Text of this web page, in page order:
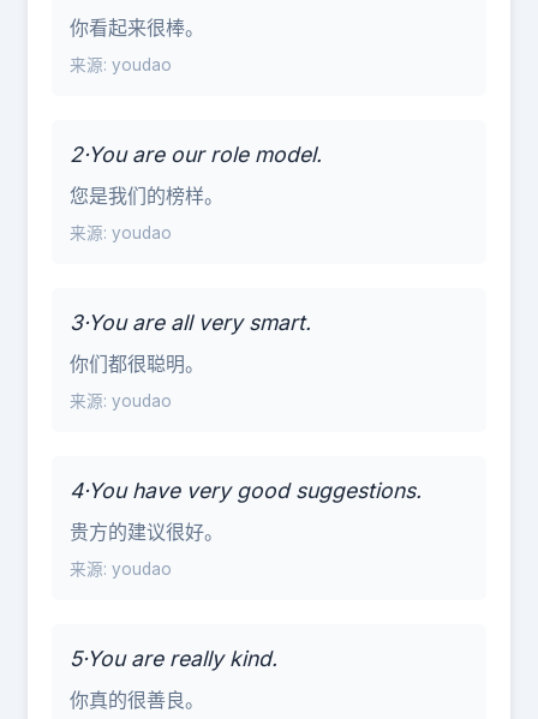
你看起来很棒。
来源: youdao
2·You are our role model.
您是我们的榜样。
来源: youdao
3·You are all very smart.
你们都很聪明。
来源: youdao
4·You have very good suggestions.
贵方的建议很好。
来源: youdao
5·You are really kind.
你真的很善良。